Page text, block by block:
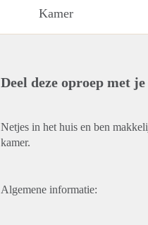
Kamer
Deel deze oproep met
Netjes in het huis en ben
kamer.
Algemene informatie: